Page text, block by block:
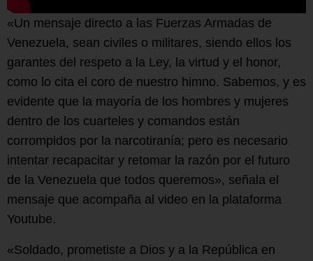
«Un mensaje directo a las Fuerzas Armadas de
Venezuela, sean civiles o militares, siendo ellos los
garantes del respeto a la Ley, la virtud y el honor,
como lo cita el coro de nuestro himno. Sabemos, y es
evidente que la mayoría de los hombres y mujeres
dentro de los cuarteles y comandos están
corrompidos por la narcotiranía; pero es necesario
intentar recapacitar y retomar la razón por el futuro
de la Venezuela que todos queremos», señala el
mensaje que acompaña al video en la plataforma
Youtube.
«Soldado, prometiste a Dios y a la República en